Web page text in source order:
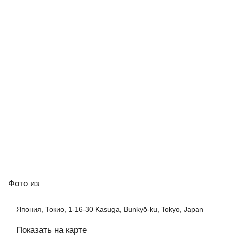
Фото из
Япония, Токио, 1-16-30 Kasuga, Bunkyō-ku, Tokyo, Japan
Показать на карте